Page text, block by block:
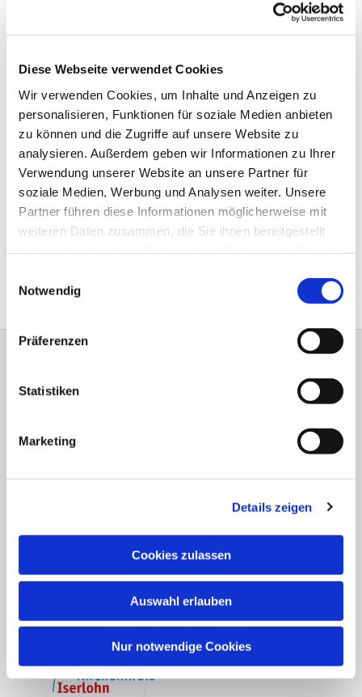
Diese Webseite verwendet Cookies
Wir verwenden Cookies, um Inhalte und Anzeigen zu
personalisieren, Funktionen für soziale Medien anbieten
zu können und die Zugriffe auf unsere Website zu
analysieren. Außerdem geben wir Informationen zu Ihrer
Verwendung unserer Website an unsere Partner für
soziale Medien, Werbung und Analysen weiter. Unsere
Partner führen diese Informationen möglicherweise mit
weiteren Daten zusammen, die Sie ihnen bereitgestellt
Notwendig
Präferenzen
Statistiken
Marketing
Details zeigen
Cookies zulassen
Auswahl erlauben
Nur notwendige Cookies
neue Kuchenrezepte ausprobieren oder
Diskussionen über das aktuelle Tagesgeschehen
In den letzten Jahren starteten wir in der
Adventszeit zu zweitägigen Besuchen eines
Weihnachtsmarktes. Nach Erfurt, Marburg und
Osnabrück waren wir auch schon in Bremen und
Goslar.
Wir machen gerne Ausflüge und schließen uns
hierfür bei der Frauenhilfean.
Tel.: 02374/505609
Str. 218 58675 Hemer
is-kg-ihmert@ekvw.de